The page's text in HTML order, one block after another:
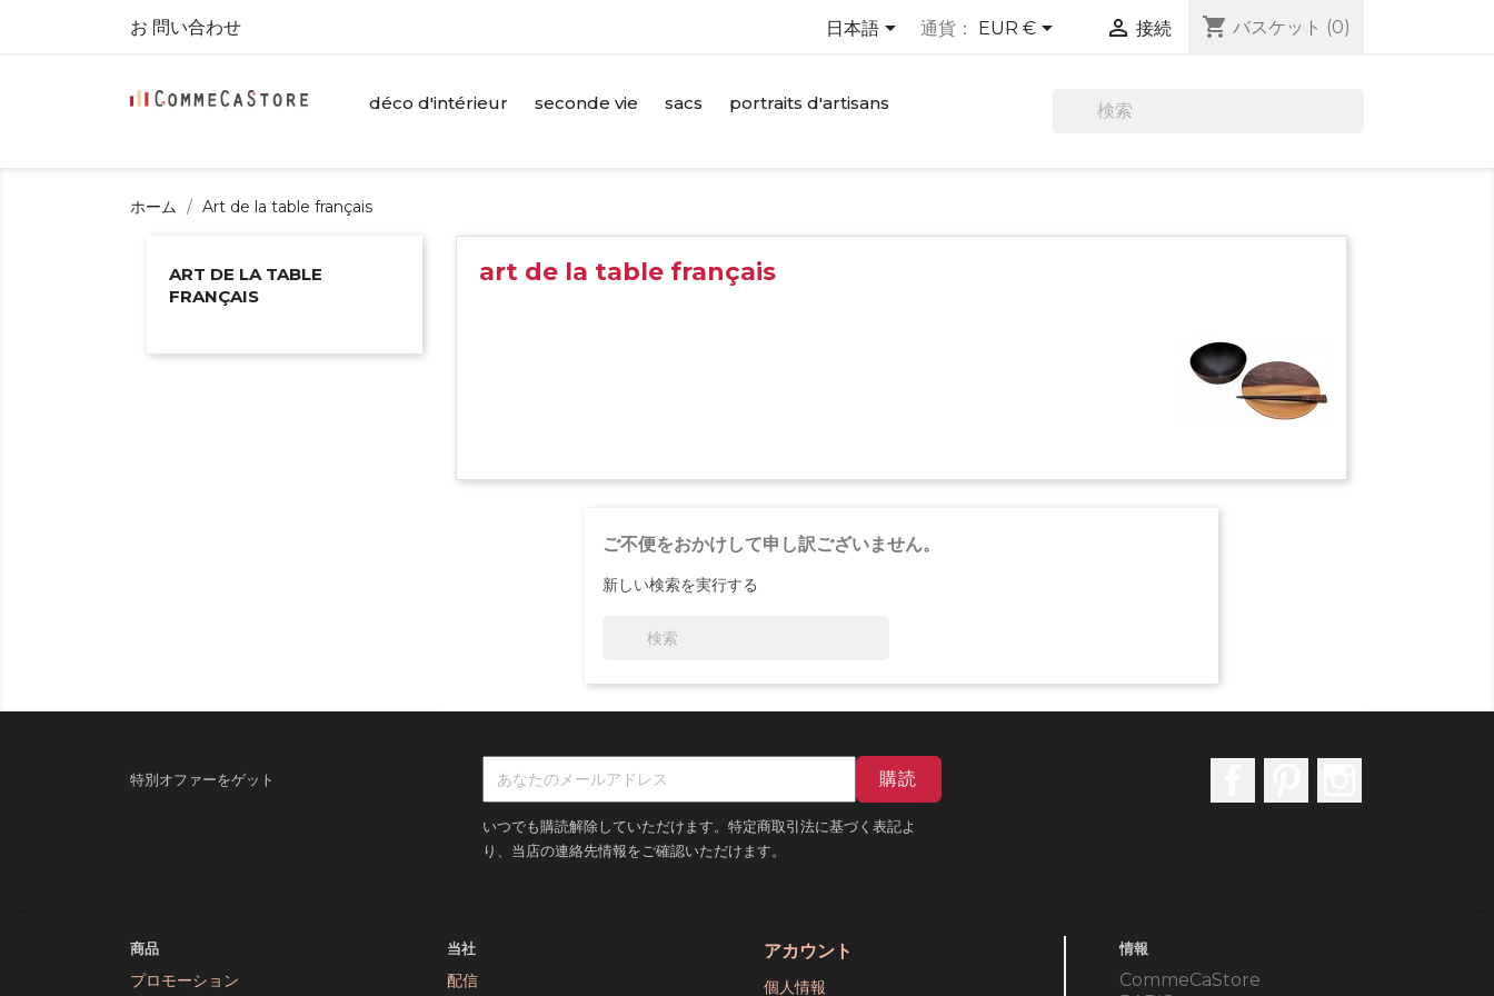
お 問い合わせ 日本語 通貨： EUR €  接続 shopping_cart バスケット (0)
déco d'intérieur seconde vie sacs portraits d'artisans
ホーム Art de la table français
ART DE LA TABLE
FRANÇAIS
art de la table français
ご不便をおかけして申し訳ございません。
新しい検索を実行する
特別オファーをゲット
いつでも購読解除していただけます。特定商取引法に基づく表記よ
り、当店の連絡先情報をご確認いただけます。
商品
プロモーション
当社
配信
アカウント
個人情報
情報
CommeCaStore